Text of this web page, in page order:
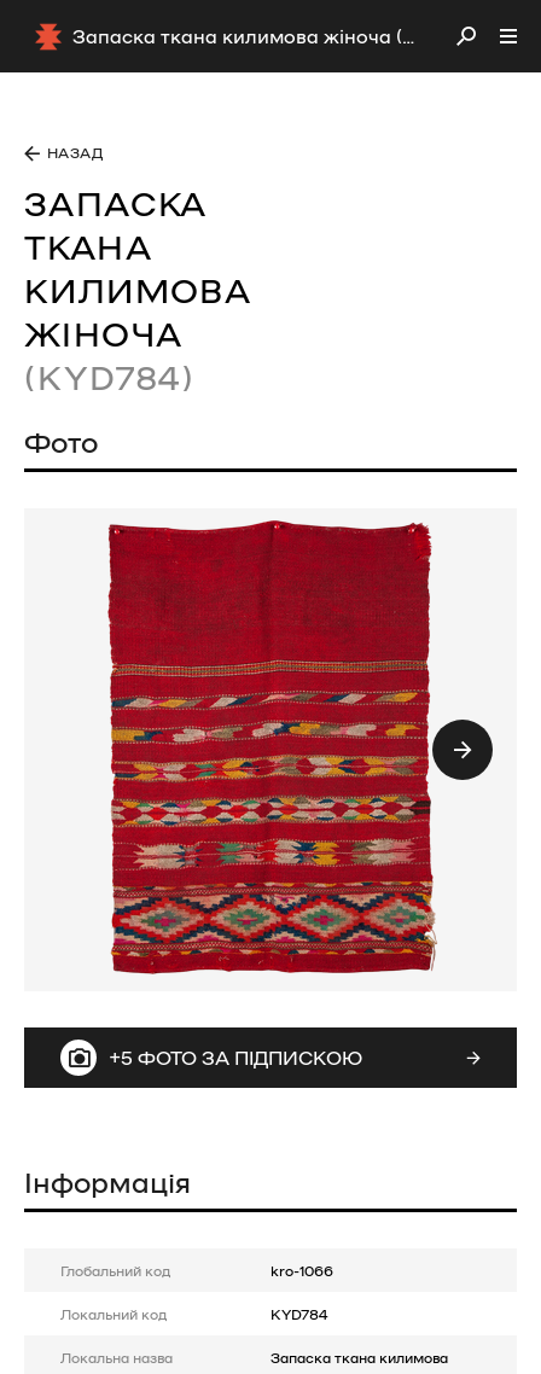
Запаска ткана килимова жіноча (KYD784)
НАЗАД
ЗАПАСКА
ТКАНА
КИЛИМОВА
ЖІНОЧА
(KYD784)
Фото
+5 ФОТО ЗА ПІДПИСКОЮ
Інформація
Глобальний код kro-1066
Локальний код KYD784
Локальна назва
Запаска ткана килимова